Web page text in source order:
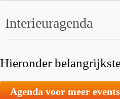
Interieuragenda
Hieronder
Agenda voor meer